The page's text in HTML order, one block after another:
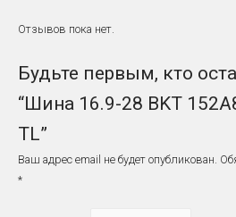
Отзывов пока нет.
Будьте первым, кто
“Шина 16.9-28 BKT
TL”
Ваш адрес email не будет опубликован.
*